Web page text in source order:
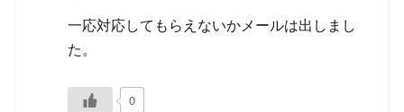
一応対応してもらえないかメールは出しまし
た。
0